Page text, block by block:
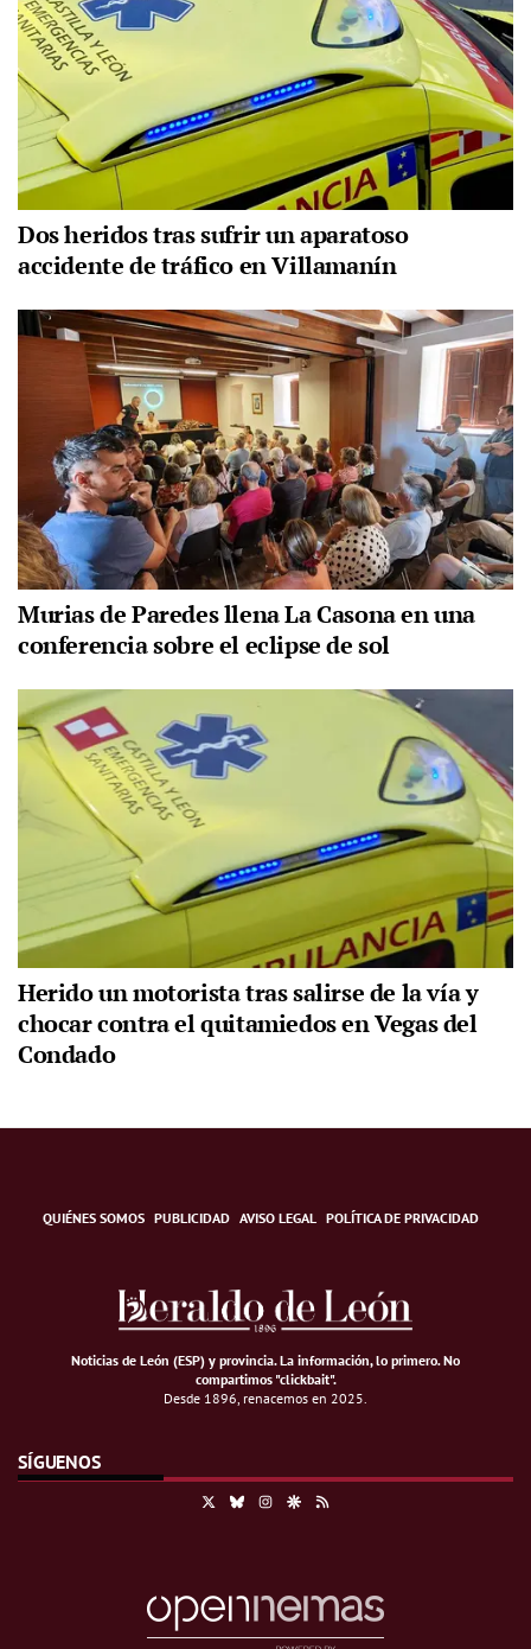
Dos heridos tras sufrir un aparatoso
accidente de tráfico en Villamanín
Murias de Paredes llena La Casona en una
conferencia sobre el eclipse de sol
Herido un motorista tras salirse de la vía y
chocar contra el quitamiedos en Vegas del
Condado
QUIÉNES SOMOS PUBLICIDAD AVISO LEGAL POLÍTICA DE PRIVACIDAD
Noticias de León (ESP) y provincia. La información, lo primero.No
compartimos "clickbait".
Desde 1896, renacemos en 2025.
SÍGUENOS
BlueskyInstagramGoogle Discover